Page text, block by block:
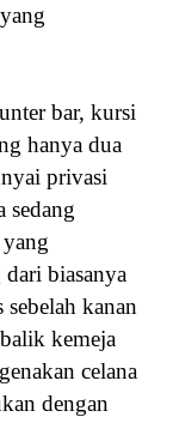
bar, kursi
hanya dua
privasi
sedang
biasanya
kanan
kemeja
celana
dengan